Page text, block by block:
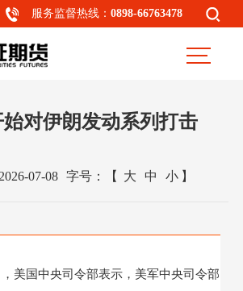
服务监督热线：0898-66763478
对伊朗发动系列打击
2026-07-08 字号： 【 大 中 小 】
美国中央司令部表示，美军中央司令部